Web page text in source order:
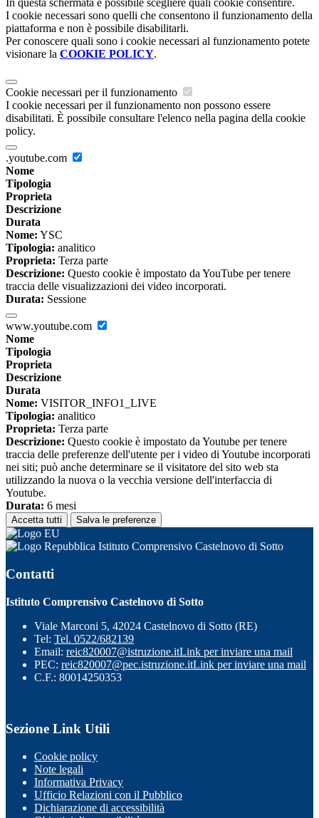
In questa schermata è possibile scegliere quali cookie consentire.
I cookie necessari sono quelli che consentono il funzionamento della
piattaforma e non è possibile disabilitarli.
Per conoscere quali sono i cookie necessari al funzionamento potete
visionare la COOKIE POLICY.
Cookie necessari per il funzionamento
I cookie necessari per il funzionamento non possono essere
disabilitati. È possibile consultare l'elenco nella pagina della cookie
policy.
.youtube.com
Nome
Tipologia
Proprieta
Descrizione
Durata
Nome: YSC
Tipologia: analitico
Proprieta: Terza parte
Descrizione: Questo cookie è impostato da YouTube per tenere
traccia delle visualizzazioni dei video incorporati.
Durata: Sessione
www.youtube.com
Nome
Tipologia
Proprieta
Descrizione
Durata
Nome: VISITOR_INFO1_LIVE
Tipologia: analitico
Proprieta: Terza parte
Descrizione: Questo cookie è impostato da Youtube per tenere
traccia delle preferenze dell'utente per i video di Youtube incorporati
nei siti; può anche determinare se il visitatore del sito web sta
utilizzando la nuova o la vecchia versione dell'interfaccia di
Youtube.
Durata: 6 mesi
Accetta tutti Salva le preferenze
Istituto Comprensivo Castelnovo di Sotto
Contatti
Istituto Comprensivo Castelnovo di Sotto
Viale Marconi 5, 42024 Castelnovo di Sotto (RE)
Tel: Tel. 0522/682139
Email: reic820007@istruzione.itLink per inviare una mail
PEC: reic820007@pec.istruzione.itLink per inviare una mail
C.F.: 80014250353
Sezione Link Utili
Cookie policy
Note legali
Informativa Privacy
Ufficio Relazioni con il Pubblico
Dichiarazione di accessibilità